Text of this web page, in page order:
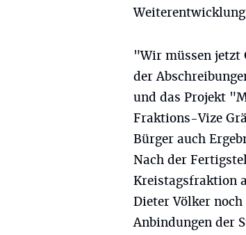
"Wir müssen jetzt
der
und das Projekt
Fraktions-Vize
Bürger auch
Nach der
Kreistagsfraktion
Dieter Völker
Anbindungen der